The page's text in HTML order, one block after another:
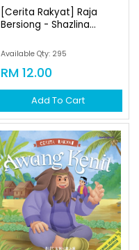
[cerita Rakyat] Raja
Bersiong - Shazlina...
Available Qty: 295
RM 12.00
Add To Cart